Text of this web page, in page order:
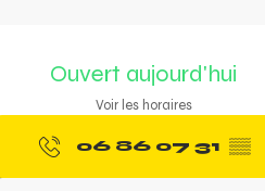
Ouvert aujourd'hui
Voir les horaires
06 86 07 31 ▒▒